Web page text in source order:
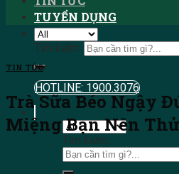
Tìm kiếm:
HOTLINE: 1900.3076
Tìm kiếm:
TUYỂN DỤNG
TIN TỨC
Trà Sữa Béo Ngậy
Miệng Bạn Nên